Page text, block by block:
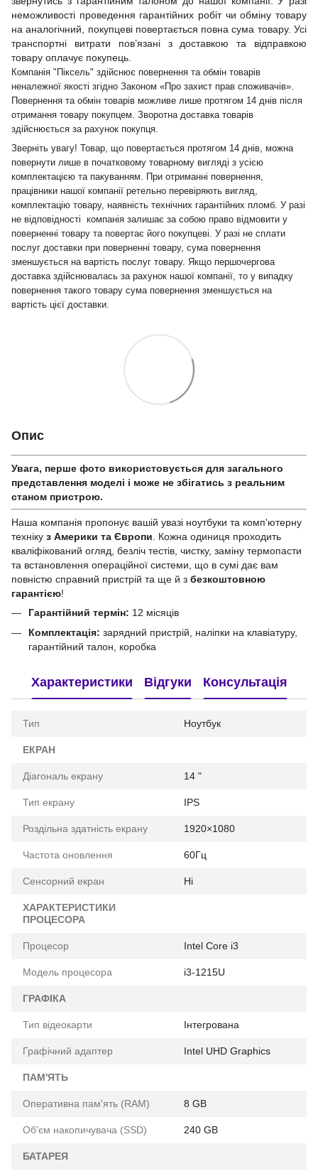
неможливості проведення гарантійних робіт чи обміну товару
на аналогічний, покупцеві повертається повна сума товару. Усі
транспортні витрати пов’язані з доставкою та відправкою
товару оплачує покупець.
Компанія "Піксель" здійснює повернення та обмін товарів
неналежної якості згідно Законом «Про захист прав споживачів».
Повернення та обмін товарів можливе лише протягом 14 днів після
отримання товару покупцем. Зворотна доставка товарів
здійснюється за рахунок покупця.
Зверніть увагу! Товар, що повертається протягом 14 днів, можна
повернути лише в початковому товарному вигляді з усією
комплектацією та пакуванням. При отриманні повернення,
працівники нашої компанії ретельно перевіряють вигляд,
комплектацію товару, наявність технічних гарантійних пломб. У разі
не відповідності компанія залишає за собою право відмовити у
поверненні товару та повертає його покупцеві. У разі не сплати
послуг доставки при поверненні товару, сума повернення
зменшується на вартість послуг товару. Якщо першочергова
доставка здійснювалась за рахунок нашої компанії, то у випадку
повернення такого товару сума повернення зменшується на
вартість цієї доставки.
Опис
Увага, перше фото використовується для загального
представлення моделі і може не збігатись з реальним
станом приcтрою.
Наша компанія пропонує вашій увазі ноутбуки та комп'ютерну
техніку з Америки та Європи . Кожна одиниця проходить
кваліфікований огляд, безліч тестів, чистку, заміну термопасти
та встановлення операційної системи, що в сумі дає вам
повністю справний пристрій та ще й з безкоштовною
гарантією!
Гарантійний термін: 12 місяців
Комплектація: зарядний пристрій, наліпки на клавіатуру,
гарантійний талон, коробка
Характеристики Відгуки Консультація
Тип Ноутбук
ЕКРАН
Діагональ екрану 14 "
Тип екрану IPS
Роздільна здатність екрану 1920×1080
Частота оновлення 60Гц
Сенсорний екран Ні
ХАРАКТЕРИСТИКИ
ПРОЦЕСОРА
Процесор Intel Core i3
Модель процесора i3-1215U
ГРАФІКА
Тип відеокарти Інтегрована
Графічний адаптер Intel UHD Graphics
ПАМ'ЯТЬ
Оперативна пам'ять (RAM) 8 GB
Об'єм накопичувача (SSD) 240 GB
БАТАРЕЯ